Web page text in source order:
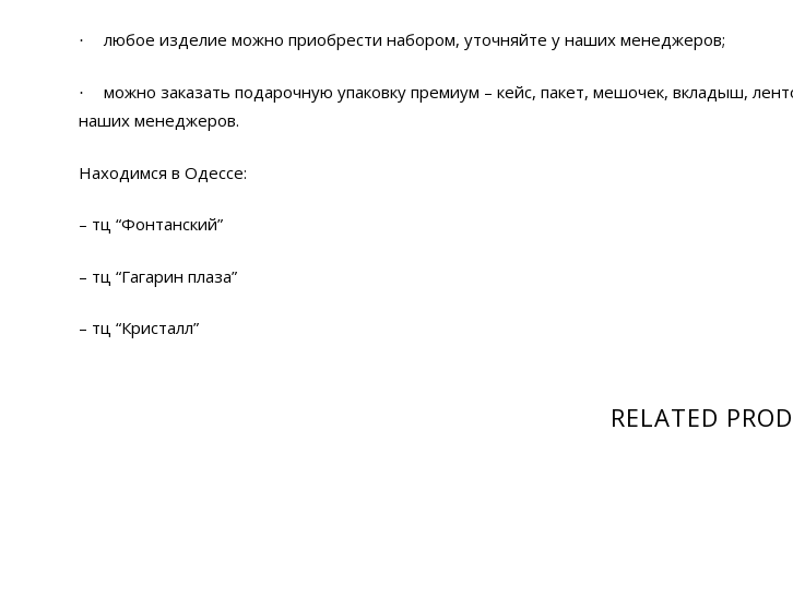
· любое изделие можно приобрести набором, уточняйте у наших менеджеров;
·
можно заказать подарочную упаковку премиум – кейс, пакет, мешочек, вкладыш,
наших менеджеров.
Находимся в Одессе:
– тц “Фонтанский”
– тц “Гагарин плаза”
– тц “Кристалл”
RELATED